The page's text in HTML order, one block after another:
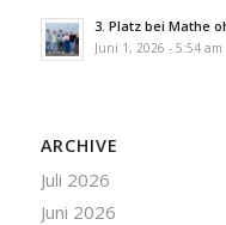
3. Platz bei Mathe
Juni 1, 2026 - 5:54 am
ARCHIVE
Juli 2026
Juni 2026